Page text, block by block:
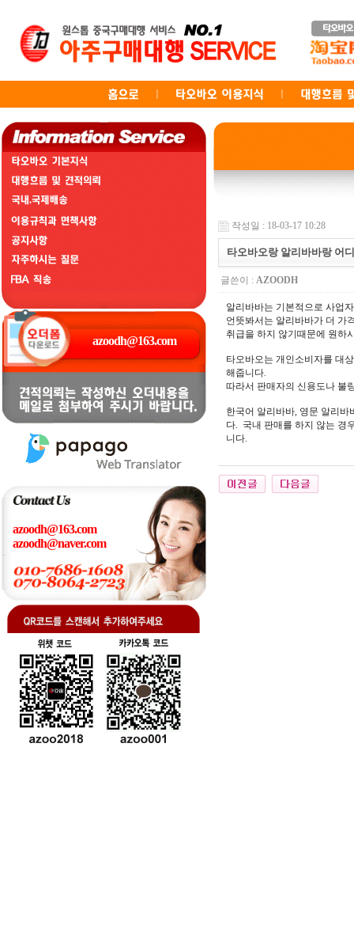
작성일 : 18-03-17 10:28
타오바오랑 알리바바랑 어
글쓴이 : AZOODH
알리바바는 기본적으로 사업
언뜻봐서는 알리바바가 더 가
취급을 하지 않기때문에 원하
타오바오는 개인소비자를 대
해줍니다.
따라서 판매자의 신용도나 불
한국어 알리바바, 영문 알리
다. 국내 판매를 하지 않는 경
니다.